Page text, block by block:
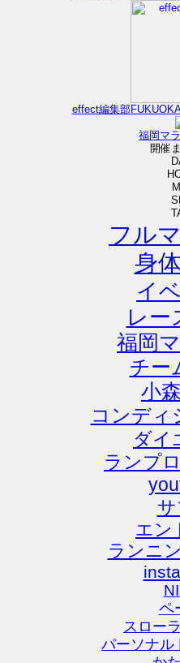
effect編集部
福岡マ
開催
フル
身
イ
レー
福岡
チー
小
コンディ
ダイ
ランプ
エン
ランニ
ペ
スロー
パーソナル